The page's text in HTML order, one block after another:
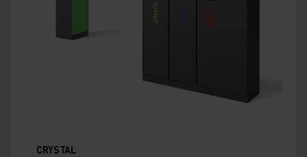
CRYSTAL